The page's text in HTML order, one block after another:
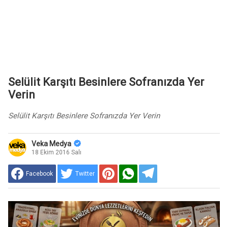
Selülit Karşıtı Besinlere Sofranızda Yer
Verin
Selülit Karşıtı Besinlere Sofranızda Yer Verin
Veka Medya
18 Ekim 2016 Salı
Facebook Twitter